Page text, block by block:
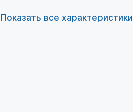
Показать все характеристики